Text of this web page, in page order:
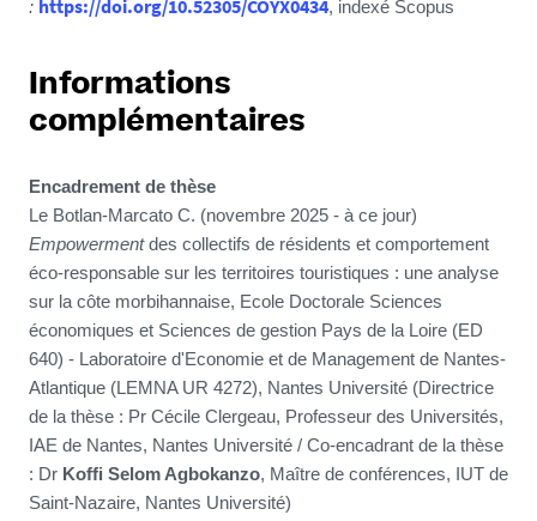
: https://doi.org/10.52305/COYX0434, indexé Scopus
Informations
complémentaires
Encadrement de thèse
Le Botlan-Marcato C. (novembre 2025 - à ce jour)
Empowermentdes collectifs de résidents et comportement
éco-responsable sur les territoires touristiques : une analyse
sur la côte morbihannaise, Ecole Doctorale Sciences
économiques et Sciences de gestion Pays de la Loire (ED
640) - Laboratoire d'Economie et de Management de Nantes-
Atlantique (LEMNA UR 4272), Nantes Université (Directrice
de la thèse : Pr Cécile Clergeau, Professeur des Universités,
IAE de Nantes, Nantes Université / Co-encadrant de la thèse
: Dr Koffi Selom Agbokanzo, Maître de conférences, IUT de
Saint-Nazaire, Nantes Université)